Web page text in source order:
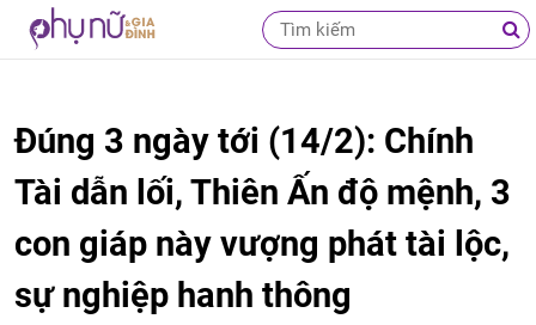
Đúng 3 ngày tới (14/2): Chính
Tài dẫn lối, Thiên Ấn độ mệnh, 3
con giáp này vượng phát tài lộc,
sự nghiệp hanh thông